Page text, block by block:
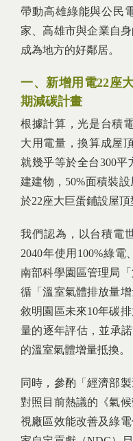
帶動高雄綠能與公民
家、高雄市與企業自
成為地方的好鄰居。
一、新增用電22座
期減碳計畫
根據計算，光是台積
大用電量，換算成屋
就幾乎等於全台300
建建物，50%面積裝
於22座大巨蛋鋪設屋頂
我們認為，以台積電
2040年使用100%綠
南部科學園區管理局
循「溫室氣體排放量
敘明園區未來10年碳
量的逐年評估，並承
的溫室氣體增量抵換。
同時，參酌「經濟部
對照目前熱議的《氣
視廠區效能改善及綠